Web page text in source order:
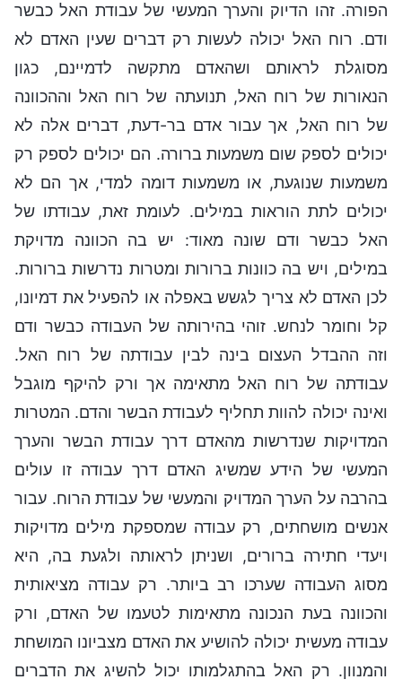
הפורה. זהו הדיוק והערך המעשי של עבודת האל כבשר
ודם. רוח האל יכולה לעשות רק דברים שעין האדם לא
מסוגלת לראותם ושהאדם מתקשה לדמיינם, כגון
הנאורות של רוח האל, תנועתה של רוח האל וההכוונה
של רוח האל, אך עבור אדם בר-דעת, דברים אלה לא
יכולים לספק שום משמעות ברורה. הם יכולים לספק רק
משמעות שנוגעת, או משמעות דומה למדי, אך הם לא
יכולים לתת הוראות במילים. לעומת זאת, עבודתו של
האל כבשר ודם שונה מאוד: יש בה הכוונה מדויקת
במילים, ויש בה כוונות ברורות ומטרות נדרשות ברורות.
לכן האדם לא צריך לגשש באפלה או להפעיל את דמיונו,
קל וחומר לנחש. זוהי בהירותה של העבודה כבשר ודם
וזה ההבדל העצום בינה לבין עבודתה של רוח האל.
עבודתה של רוח האל מתאימה אך ורק להיקף מוגבל
ואינה יכולה להוות תחליף לעבודת הבשר והדם. המטרות
המדויקות שנדרשות מהאדם דרך עבודת הבשר והערך
המעשי של הידע שמשיג האדם דרך עבודה זו עולים
בהרבה על הערך המדויק והמעשי של עבודת הרוח. עבור
אנשים מושחתים, רק עבודה שמספקת מילים מדויקות
ויעדי חתירה ברורים, ושניתן לראותה ולגעת בה, היא
מסוג העבודה שערכו רב ביותר. רק עבודה מציאותית
והכוונה בעת הנכונה מתאימות לטעמו של האדם, ורק
עבודה מעשית יכולה להושיע את האדם מצביונו המושחת
והמנוון. רק האל בהתגלמותו יכול להשיג את הדברים